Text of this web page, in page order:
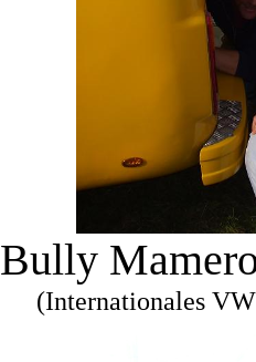
Bully
(Internationales